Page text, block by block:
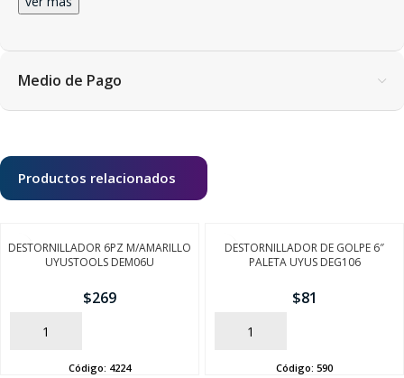
Medio de Pago
Productos relacionados
DESTORNILLADOR 6PZ M/AMARILLO
UYUSTOOLS DEM06U
$269
AÑADIR
Código: 4224
DESTORNILLADOR DE GOLPE 6″
PALETA UYUS DEG106
$81
AÑADIR
Código: 590